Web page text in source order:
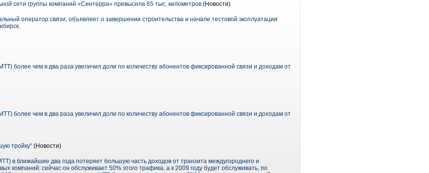
сети группы компаний «Синтерра» превысила 65 тыс. километров (Новости)
оператор связи, объявляет о завершении строительства и начале тестовой эксплуатации
более чем в два раза увеличил доли по количеству абонентов фиксированной связи и доходам от
более чем в два раза увеличил доли по количеству абонентов фиксированной связи и доходам от
тройку" (Новости)
в ближайшие два года потеряет большую часть доходов от транзита междугороднего и
компаний: сейчас он обслуживает 50% этого трафика, а к 2009 году будет обслуживать, по